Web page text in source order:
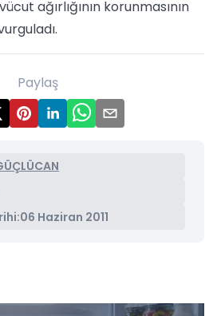
ağırlığının korunmasının
Paylaş
06 Haziran 2011